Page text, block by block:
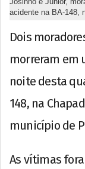
acidente na BA-148,
Dois
morreram em
noite desta
148, na
município de
As vítimas